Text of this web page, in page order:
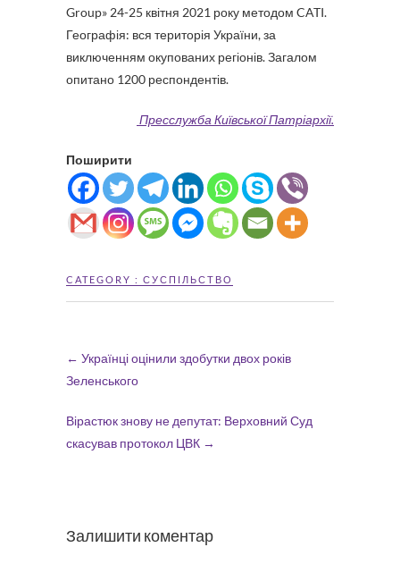
Group» 24-25 квітня 2021 року методом CATI.
Географія: вся територія України, за
виключенням окупованих регіонів. Загалом
опитано 1200 респондентів.
Пресслужба Київської Патріархії.
Поширити
CATEGORY : СУСПІЛЬСТВО
← Українці оцінили здобутки двох років
Зеленського
Вірастюк знову не депутат: Верховний Суд
скасував протокол ЦВК →
Залишити коментар